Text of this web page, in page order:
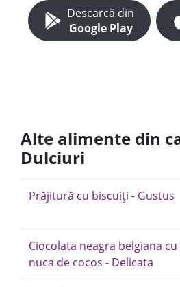
Descarcă din
Google Play
Alte alimente din
Dulciuri
Prăjitură cu biscuiți - Gustus
Ciocolata neagra belgiana
nuca de cocos - Delicata